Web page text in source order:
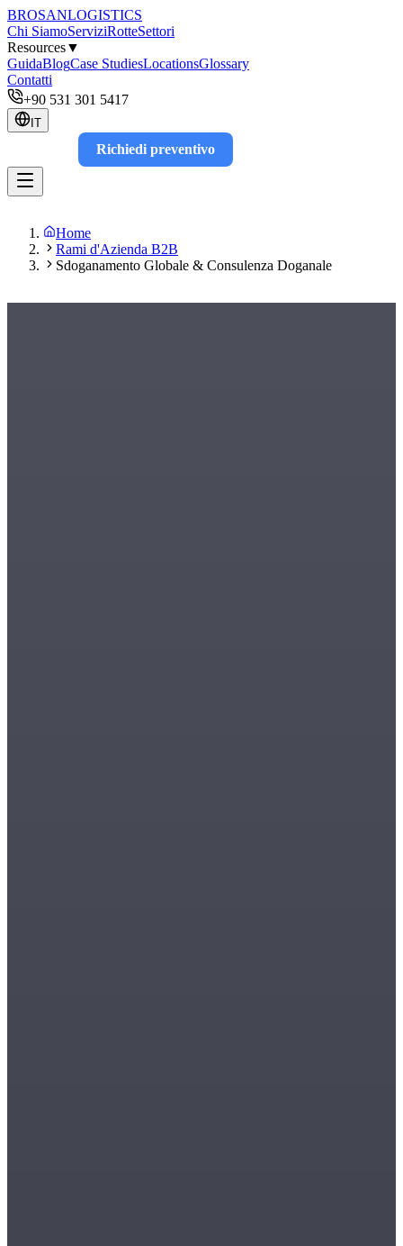
BROSANLOGISTICS
Chi SiamoServiziRotteSettori
Resources▼
GuidaBlogCase StudiesLocationsGlossary
Contatti
+90 531 301 5417
IT
Richiedi preventivo
Home
Rami d'Azienda B2B
Sdoganamento Globale & Consulenza Doganale